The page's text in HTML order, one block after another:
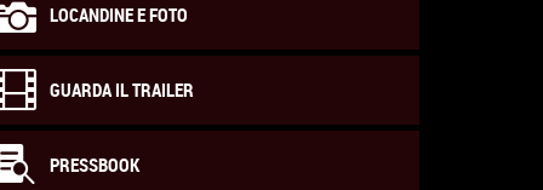
LOCANDINE E FOTO
GUARDA IL TRAILER
PRESSBOOK